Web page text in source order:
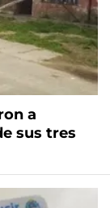
a
sus tres